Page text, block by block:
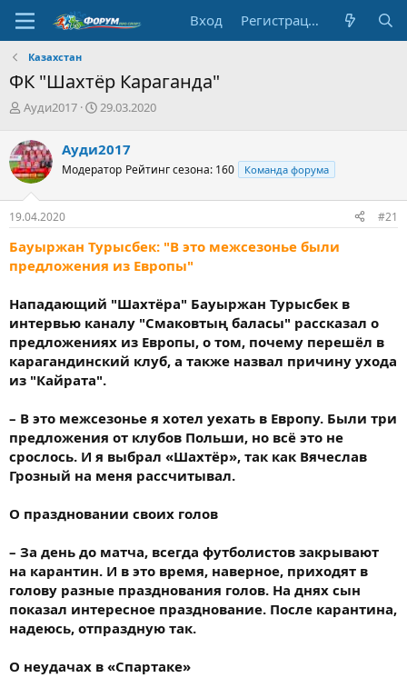
Вход Регистрация
Казахстан
ФК "Шахтёр Караганда"
А
т
о
р
т
е
м
Ауди2017
Д
а
н
ч
а
29.03.2020
Ауди2017
Модератор Рейтинг сезона: 160 Команда форума
19.04.2020 #21
Бауыржан Турысбек: "В это межсезонье были
предложения из Европы"
Нападающий "Шахтёра" Бауыржан Турысбек в
интервью каналу "Смаковтың баласы" рассказал о
предложениях из Европы, о том, почему перешёл в
карагандинский клуб, а также назвал причину ухода
из "Кайрата".
– В это межсезонье я хотел уехать в Европу. Были три
предложения от клубов Польши, но всё это не
срослось. И я выбрал «Шахтёр», так как Вячеслав
Грозный на меня рассчитывал.
О праздновании своих голов
– За день до матча, всегда футболистов закрывают
на карантин. И в это время, наверное, приходят в
голову разные празднования голов. На днях сын
показал интересное празднование. После карантина,
надеюсь, отпраздную так.
О неудачах в «Спартаке»